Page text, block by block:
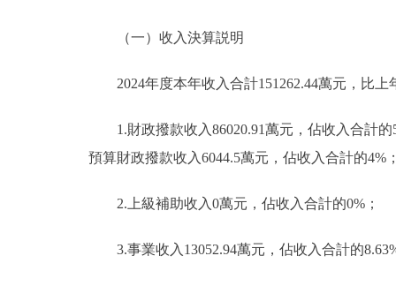
（一）收入決算説明
2024年度本年收入合計151262.44萬元，比上
1.財政撥款收入86020.91萬元，佔收入合計
預算財政撥款收入6044.5萬元，佔收入合計的
2.上級補助收入0萬元，佔收入合計的0%；
3.事業收入13052.94萬元，佔收入合計的